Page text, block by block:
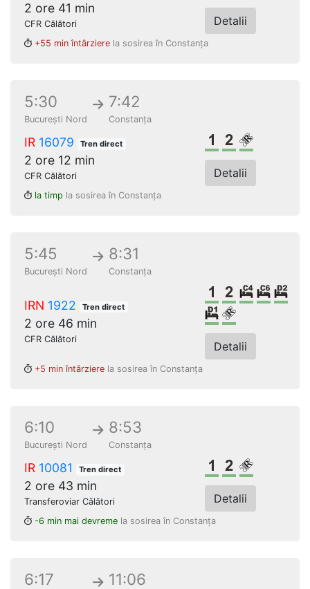
2 ore 41 min
CFR Călători Detalii
+55 min întârziere la sosirea în Constanța
5:30
București Nord
7:42
Constanța
IR 16079 Tren direct
2 ore 12 min
CFR Călători
Clasa 1Clasa a 2-a
Loc
Detalii
la timp la sosirea în Constanța
5:45
București Nord
8:31
Constanța
IRN 1922 Tren direct
2 ore 46 min
CFR Călători
Clasa 1
Clasa a 2-a
Cușetă
Dormit single
Loc
Detalii
+5 min întârziere la sosirea în Constanța
6:10
București Nord
8:53
Constanța
IR 10081 Tren direct
2 ore 43 min
Transferoviar Călători
Clasa 1Clasa a 2-a
Loc
Detalii
-6 min mai devreme la sosirea în Constanța
6:17 11:06